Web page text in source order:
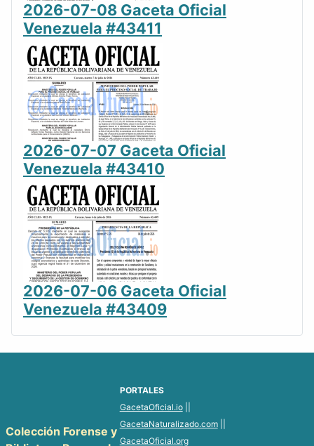
2026-07-08 Gaceta Oficial
Venezuela #43411
2026-07-07 Gaceta Oficial
Venezuela #43410
2026-07-06 Gaceta Oficial
Venezuela #43409
Colección Forense y
PORTALES
GacetaOficial.io||
GacetaNaturalizado.com||
GacetaOficial.org